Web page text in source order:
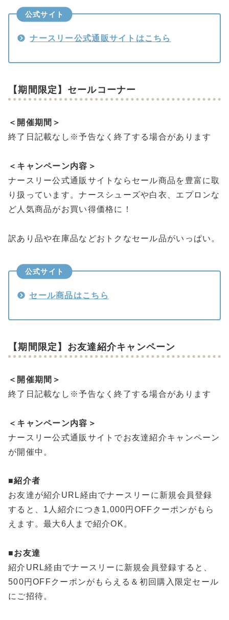
公式サイト
ナースリー公式通販サイトはこちら
【期間限定】セールコーナー
＜開催期間＞
終了日記載なし※予告なく終了する場合があります
＜キャンペーン内容＞
ナースリー公式通販サイトならセール商品を豊富に取
り扱っています。ナースシューズや白衣、エプロンな
ど人気商品がお買い得価格に！
訳あり品や在庫品などおトクなセール品がいっぱい。
公式サイト
セール商品はこちら
【期間限定】お友達紹介キャンペーン
＜開催期間＞
終了日記載なし※予告なく終了する場合があります
＜キャンペーン内容＞
ナースリー公式通販サイトでお友達紹介キャンペーン
が開催中。
■紹介者
お友達が紹介URL経由でナースリーに新規会員登録
すると、1人紹介につき1,000円OFFクーポンがもら
えます。最大6人まで紹介OK。
■お友達
紹介URL経由でナースリーに新規会員登録すると、
500円OFFクーポンがもらえる＆初回購入限定セール
にご招待。